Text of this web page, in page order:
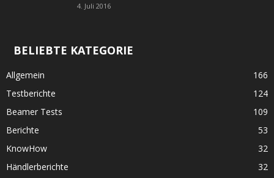
4. Juli 2016
BELIEBTE KATEGORIE
Allgemein
166
Testberichte
124
Beamer Tests
109
Berichte
53
KnowHow
32
Händlerberichte
32